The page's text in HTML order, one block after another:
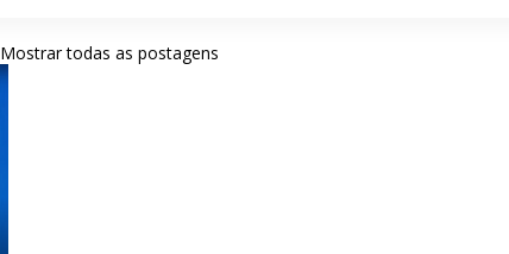
Mostrar todas as postagens